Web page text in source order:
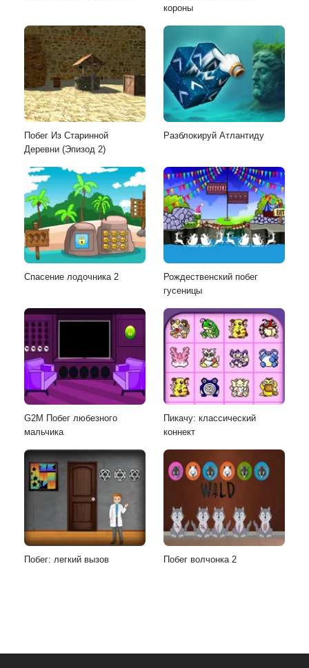
короны
Побег Из Старинной
Деревни (Эпизод 2)
Разблокируй Атлантиду
Спасение лодочника 2
Рождественский побег
гусеницы
G2M Побег любезного
мальчика
Пикачу: классический
коннект
Побег: легкий вызов Побег волчонка 2